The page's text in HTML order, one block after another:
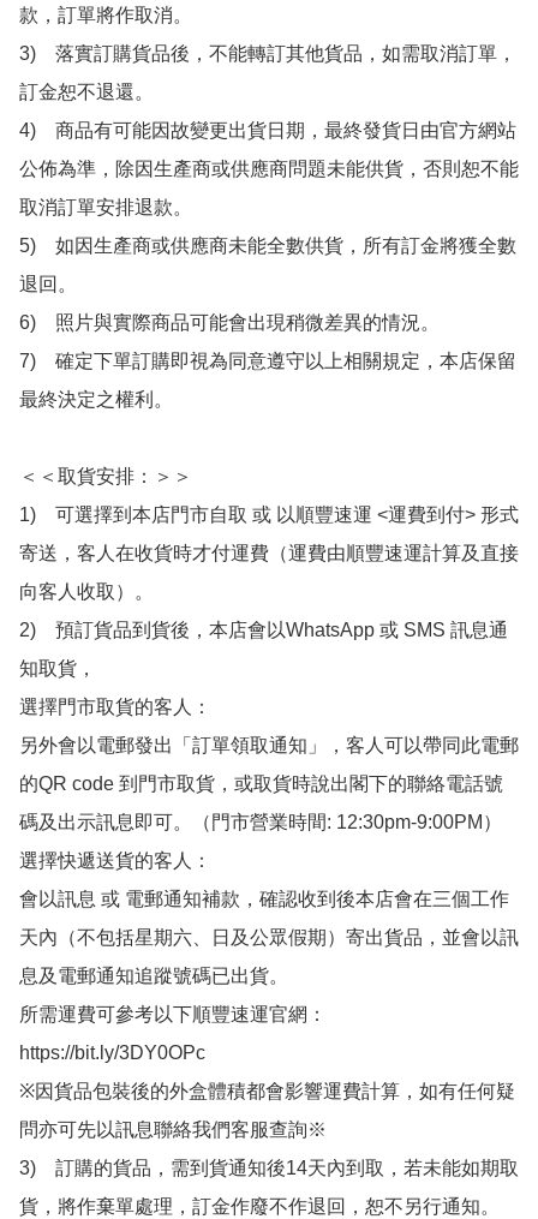
款，訂單將作取消。
3)　落實訂購貨品後，不能轉訂其他貨品，如需取消訂單，
訂金恕不退還。
4)　商品有可能因故變更出貨日期，最終發貨日由官方網站
公佈為準，除因生產商或供應商問題未能供貨，否則恕不能
取消訂單安排退款。
5)　如因生產商或供應商未能全數供貨，所有訂金將獲全數
退回。
6)　照片與實際商品可能會出現稍微差異的情況。
7)　確定下單訂購即視為同意遵守以上相關規定，本店保留
最終決定之權利。
＜＜取貨安排：＞＞
1)　可選擇到本店門市自取 或 以順豐速運 <運費到付> 形式
寄送，客人在收貨時才付運費（運費由順豐速運計算及直接
向客人收取）。
2)　預訂貨品到貨後，本店會以WhatsApp 或 SMS 訊息通
知取貨，
選擇門市取貨的客人：
另外會以電郵發出「訂單領取通知」，客人可以帶同此電郵
的QR code 到門市取貨，或取貨時說出閣下的聯絡電話號
碼及出示訊息即可。（門市營業時間: 12:30pm-9:00PM）
選擇快遞送貨的客人：
會以訊息 或 電郵通知補款，確認收到後本店會在三個工作
天內（不包括星期六、日及公眾假期）寄出貨品，並會以訊
息及電郵通知追蹤號碼已出貨。
所需運費可參考以下順豐速運官網：
https://bit.ly/3DY0OPc
※因貨品包裝後的外盒體積都會影響運費計算，如有任何疑
問亦可先以訊息聯絡我們客服查詢※
3)　訂購的貨品，需到貨通知後14天內到取，若未能如期取
貨，將作棄單處理，訂金作廢不作退回，恕不另行通知。